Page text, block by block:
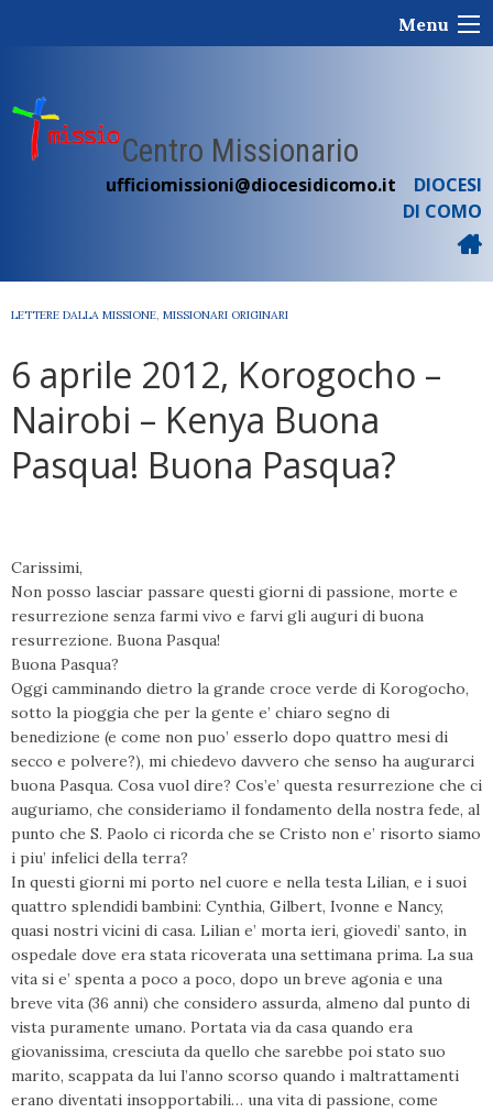
Menu
Centro Missionario
ufficiomissioni@diocesidicomo.it
DIOCESI
DI COMO
LETTERE DALLA MISSIONE, MISSIONARI ORIGINARI
6 aprile 2012, Korogocho –
Nairobi – Kenya Buona
Pasqua! Buona Pasqua?
Carissimi,
Non posso lasciar passare questi giorni di passione, morte e
resurrezione senza farmi vivo e farvi gli auguri di buona
resurrezione. Buona Pasqua!
Buona Pasqua?
Oggi camminando dietro la grande croce verde di Korogocho,
sotto la pioggia che per la gente e’ chiaro segno di
benedizione (e come non puo’ esserlo dopo quattro mesi di
secco e polvere?), mi chiedevo davvero che senso ha augurarci
buona Pasqua. Cosa vuol dire? Cos’e’ questa resurrezione che ci
auguriamo, che consideriamo il fondamento della nostra fede, al
punto che S. Paolo ci ricorda che se Cristo non e’ risorto siamo
i piu’ infelici della terra?
In questi giorni mi porto nel cuore e nella testa Lilian, e i suoi
quattro splendidi bambini: Cynthia, Gilbert, Ivonne e Nancy,
quasi nostri vicini di casa. Lilian e’ morta ieri, giovedi’ santo, in
ospedale dove era stata ricoverata una settimana prima. La sua
vita si e’ spenta a poco a poco, dopo un breve agonia e una
breve vita (36 anni) che considero assurda, almeno dal punto di
vista puramente umano. Portata via da casa quando era
giovanissima, cresciuta da quello che sarebbe poi stato suo
marito, scappata da lui l’anno scorso quando i maltrattamenti
erano diventati insopportabili… una vita di passione, come